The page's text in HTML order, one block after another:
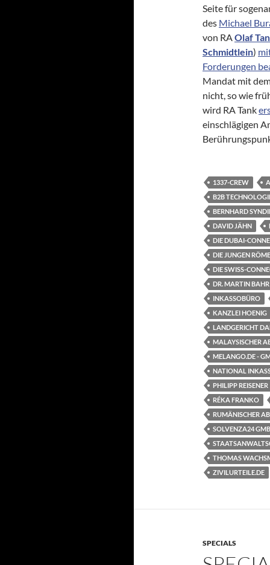
Seite für
des Michael
von RAOlaf
Schmidtlein)
Forderungen
Mandat mit
nicht, so wie
wird RA Tank
einschlägigen
1337-CREW
B2B
BERNHARD
DAVID JÄHN
DIE DUBAI-
DIE JUNGEN
DIE SWISS-
DR. MARTIN BAHR
INKASSOBÜRO
KANZLEI HOENIG
LANDGERICHT
MALAYSISCHER
MELANGO.DE -
NATIONAL
PHILIPP REISENER
RÉKA FRANKO
RUMÄNISCHER
SOLVENZA24
THOMAS
ZIVILURTEILE.DE
SPECIALS